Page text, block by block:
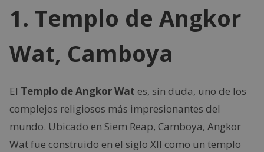
1. Templo de Angkor
Wat, Camboya
El Templo de Angkor Wat es, sin duda, uno de los
complejos religiosos más impresionantes del
mundo. Ubicado en Siem Reap, Camboya, Angkor
Wat fue construido en el siglo XII como un templo